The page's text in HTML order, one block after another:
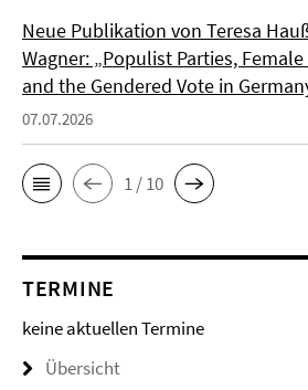
Neue Publikation von Teresa
Wagner: „Populist Parties,
and the Gendered Vote in
07.07.2026
1 / 10
TERMINE
keine aktuellen Termine
Übersicht